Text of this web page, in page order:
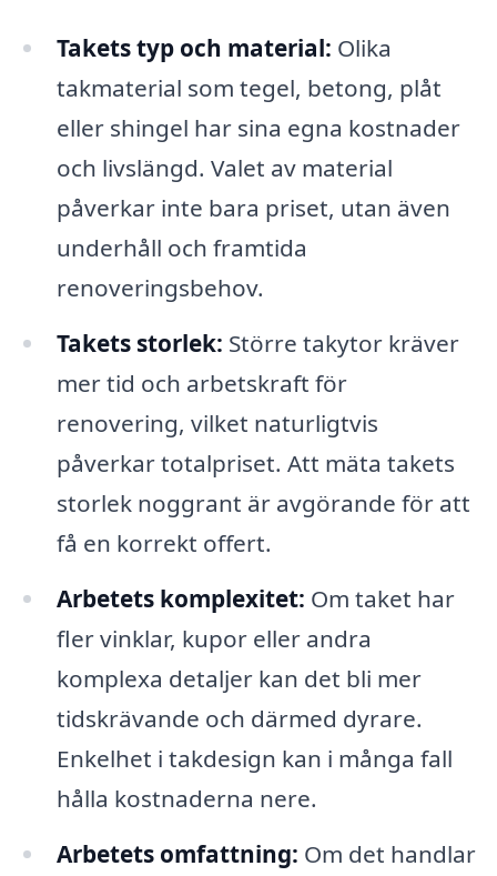
Takets typ och material: Olika
takmaterial som tegel, betong, plåt
eller shingel har sina egna kostnader
och livslängd. Valet av material
påverkar inte bara priset, utan även
underhåll och framtida
renoveringsbehov.
Takets storlek: Större takytor kräver
mer tid och arbetskraft för
renovering, vilket naturligtvis
påverkar totalpriset. Att mäta takets
storlek noggrant är avgörande för att
få en korrekt offert.
Arbetets komplexitet: Om taket har
fler vinklar, kupor eller andra
komplexa detaljer kan det bli mer
tidskrävande och därmed dyrare.
Enkelhet i takdesign kan i många fall
hålla kostnaderna nere.
Arbetets omfattning: Om det handlar